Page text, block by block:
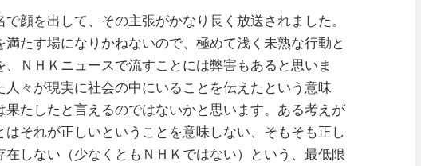
顔を出して、その主張がかなり長く放送されました。
たす場になりかねないので、極めて浅く未熟な行動と
ＮＨＫニュースで流すことには弊害もあると思いま
々が現実に社会の中にいることを伝えたという意味
果たしたと言えるのではないかと思います。ある考えが
それが正しいということを意味しない、そもそも正し
在しない（少なくともＮＨＫではない）という、最低限